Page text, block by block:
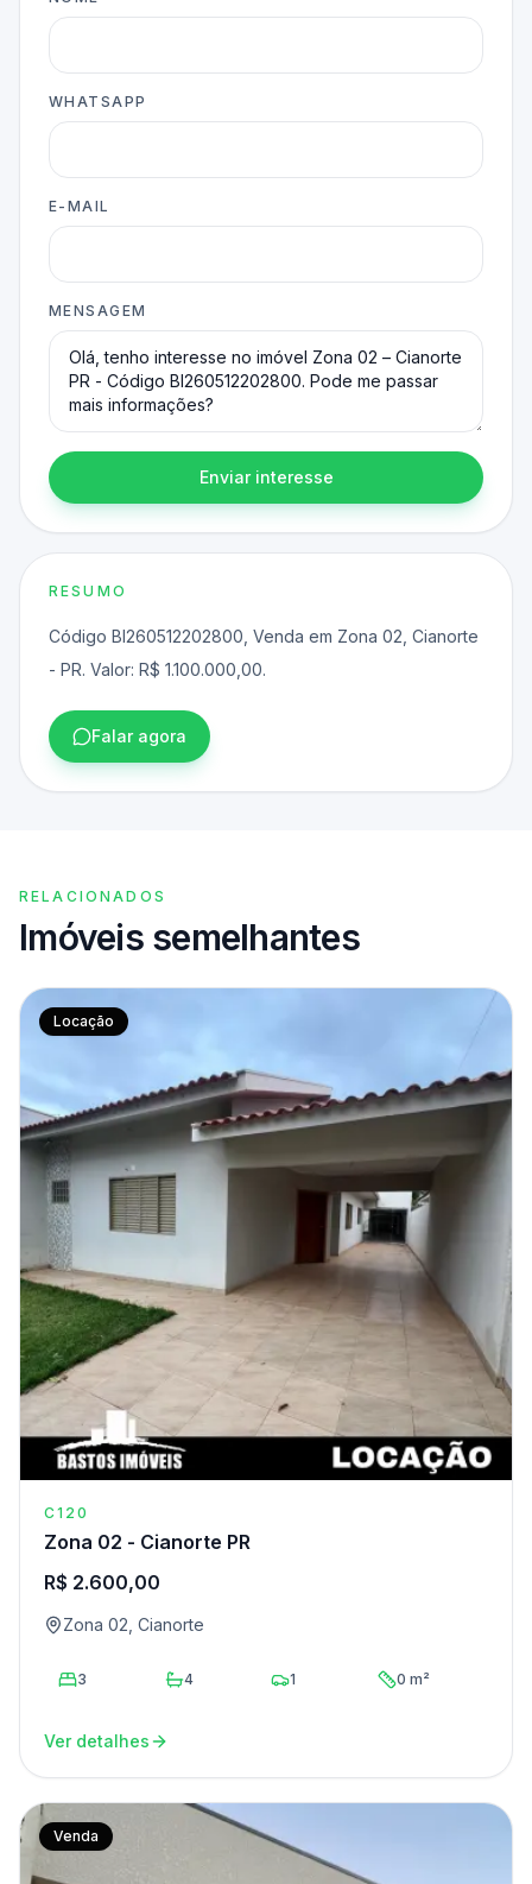
WHATSAPP
E-MAIL
MENSAGEM
Enviar interesse
RESUMO
Código BI260512202800, Venda em Zona 02, Cianorte
- PR. Valor: R$ 1.100.000,00.
Falar agora
RELACIONADOS
Imóveis semelhantes
Locação
C120
Zona 02 - Cianorte PR
R$ 2.600,00
Zona 02, Cianorte
3 4 1 0 m²
Ver detalhes
Venda